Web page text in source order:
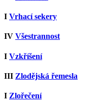
I Vrhací sekery
IV Všestrannost
I Vzkříšení
III Zlodějská řemesla
I Zlořečení